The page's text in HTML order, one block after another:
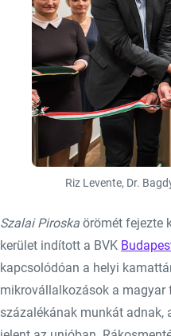
Riz Levente, Dr.
Szalai Piroska örömét fejezte
kerület indított a BVK
kapcsolódóan a helyi
mikrovállalkozások a
százalékának munkát adnak,